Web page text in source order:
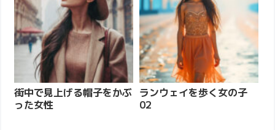
街中で見上げる帽子をかぶ
った女性
ランウェイを歩く女の子
02